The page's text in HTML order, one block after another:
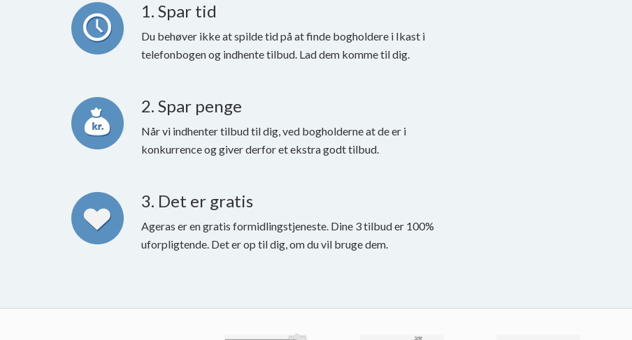
1. Spar tid
Du behøver ikke at spilde tid på at finde bogholdere i Ikast i
telefonbogen og indhente tilbud. Lad dem komme til dig.
2. Spar penge
Når vi indhenter tilbud til dig, ved bogholderne at de er i
konkurrence og giver derfor et ekstra godt tilbud.
3. Det er gratis
Ageras er en gratis formidlingstjeneste. Dine 3 tilbud er 100%
uforpligtende. Det er op til dig, om du vil bruge dem.